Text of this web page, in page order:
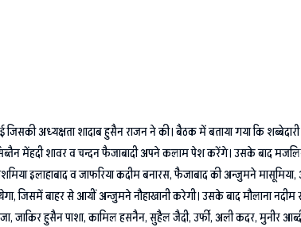
अध्यक्षता शादाब हुसैन राजन ने की। बैठक में बताया गया कि शब्बेदारी
मेंहदी शावर व चन्दन फैजाबादी अपने कलाम पेश करेंगे। उसके बाद
इलाहाबाद व जाफरिया कदीम बनारस, फैजाबाद की अन्जुमने मासूमिया,
जिसमें बाहर से आयीं अन्जुमने नौहाखानी करेगी। उसके बाद मौलाना नदीम
हुसैन पाशा, कामिल हसनैन, सुहैल जैदी, उर्फी, अली कदर, मुनीर